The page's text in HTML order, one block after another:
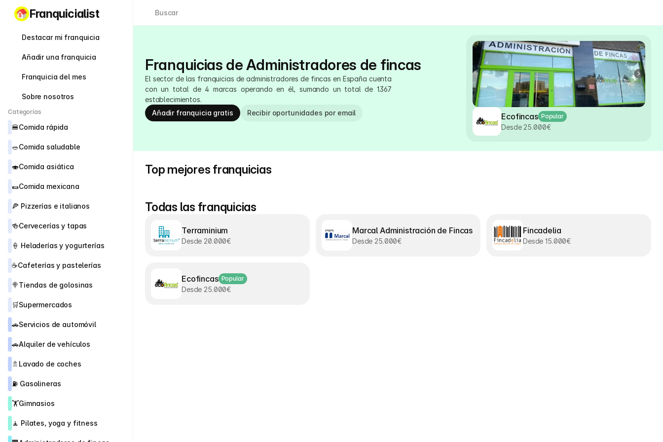
Franquicialist
Destacar mi franquicia
Añadir una franquicia
Franquicia del mes
Sobre nosotros
Categorías
🍔Comida rápida
🥗Comida saludable
🍣Comida asiática
🌯Comida mexicana
🍕 Pizzerías e italianos
🍻Cervecerías y tapas
🍦 Heladerías y yogurterías
☕Cafeterías y pastelerías
🍭Tiendas de golosinas
🛒Supermercados
🚗Servicios de automóvil
🚗Alquiler de vehículos
🚿 Lavado de coches
⛽ Gasolineras
🏋️Gimnasios
🧘 Pilates, yoga y fitness
Buscar
Franquicias de Administradores de fincas
​El sector de las franquicias de administradores de fincas en España cuenta
con un total de 4 marcas operando en él, sumando un total de 1.367
establecimientos.
Añadir franquicia gratis
Recibir oportunidades por email Ecofincas Popular
Desde 25.000€
Top mejores franquicias
Todas las franquicias
Terraminium
Desde 20.000€
Marcal Administración de Fincas
Desde 25.000€
Fincadelia
Desde 15.000€
Ecofincas Popular
Desde 25.000€